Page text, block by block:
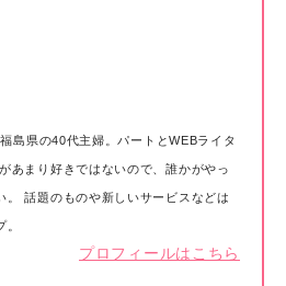
島県の40代主婦。パートとWEBライタ
あまり好きではないので、誰かがやっ
。 話題のものや新しいサービスなどは
プロフィールはこちら